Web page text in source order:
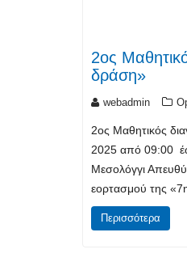
2ος
δράση»
webadmin
2ος Μαθητικός
2025 από 09:00
Μεσολόγγι
εορτασμού της
Περισσότερα